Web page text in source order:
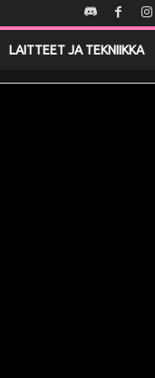
LAITTEET JA TEKNIIKKA